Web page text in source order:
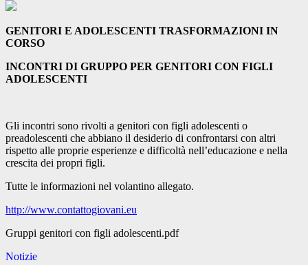
GENITORI E ADOLESCENTI TRASFORMAZIONI IN
CORSO
INCONTRI DI GRUPPO PER GENITORI CON FIGLI
ADOLESCENTI
Gli incontri sono rivolti a genitori con figli adolescenti o
preadolescenti che abbiano il desiderio di confrontarsi con altri
rispetto alle proprie esperienze e difficoltà nell’educazione e nella
crescita dei propri figli.
Tutte le informazioni nel volantino allegato.
http://www.contattogiovani.eu
Gruppi genitori con figli adolescenti.pdf
Notizie